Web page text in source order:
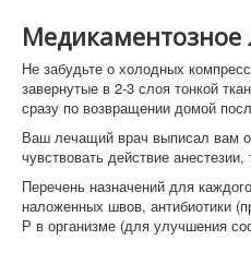
Медикаментозное
Не забудьте о холодных
завернутые в 2-3 слоя тонкой
сразу по возвращении домой
Ваш лечащий врач выписал вам
чувствовать действие
Перечень назначений для
наложенных швов, антибиотики
Р в организме (для улучшения